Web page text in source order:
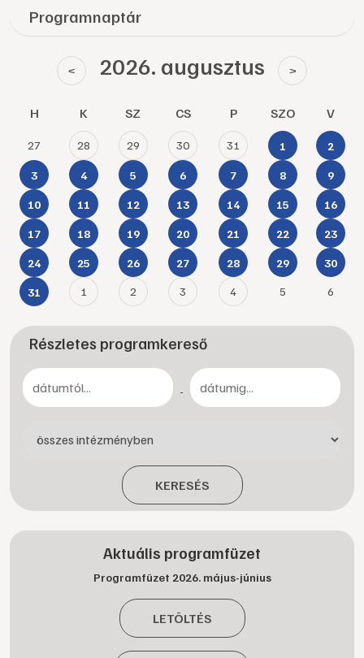
Programnaptár
< 2026. augusztus >
H K SZ CS P SZO V
27 28 29 30 31 1 2
3 4 5 6 7 8 9
10 11 12 13 14 15 16
17 18 19 20 21 22 23
24 25 26 27 28 29 30
31 1 2 3 4 5 6
Részletes programkereső
-
KERESÉS
Aktuális programfüzet
Programfüzet 2026. május-június
LETÖLTÉS